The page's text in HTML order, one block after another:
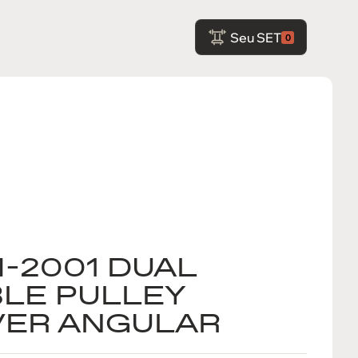
Seu SET 0
2001 DUAL
PULLEY
ANGULAR